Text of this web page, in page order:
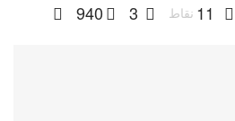
11 نقاط 3
940